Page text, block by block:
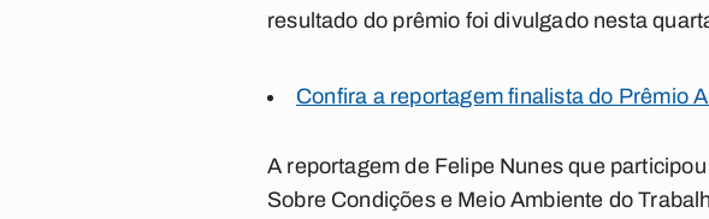
resultado do prêmio foi divulgado nesta
Confira a reportagem finalista do Prêmio
A reportagem de Felipe Nunes que
Sobre Condições e Meio Ambiente do